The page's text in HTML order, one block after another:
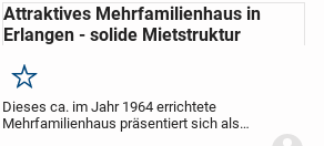
Attraktives Mehrfamilienhaus in
Erlangen - solide Mietstruktur
Merken
Dieses ca. im Jahr 1964 errichtete
Mehrfamilienhaus präsentiert sich als